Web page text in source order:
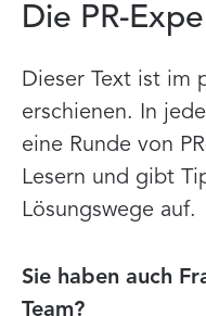
Die PR-
Dieser Text ist im
erschienen. In
eine Runde von
Lesern und gibt
Lösungswege auf.
Sie haben auch
Team?